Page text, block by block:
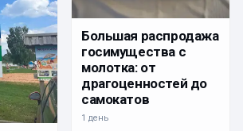
Большая распродажа
госимущества с
молотка: от
драгоценностей до
самокатов
1 день